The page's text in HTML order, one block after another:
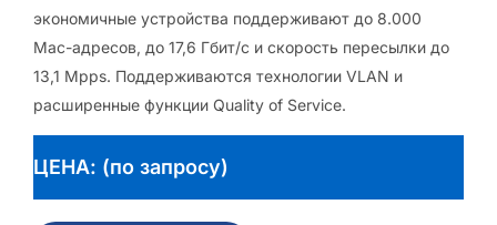
экономичные устройства поддерживают до 8.000
Mac-адресов, до 17,6 Гбит/с и скорость пересылки до
13,1 Mpps. Поддерживаются технологии VLAN и
расширенные функции Quality of Service.
ЦЕНА: (по запросу)